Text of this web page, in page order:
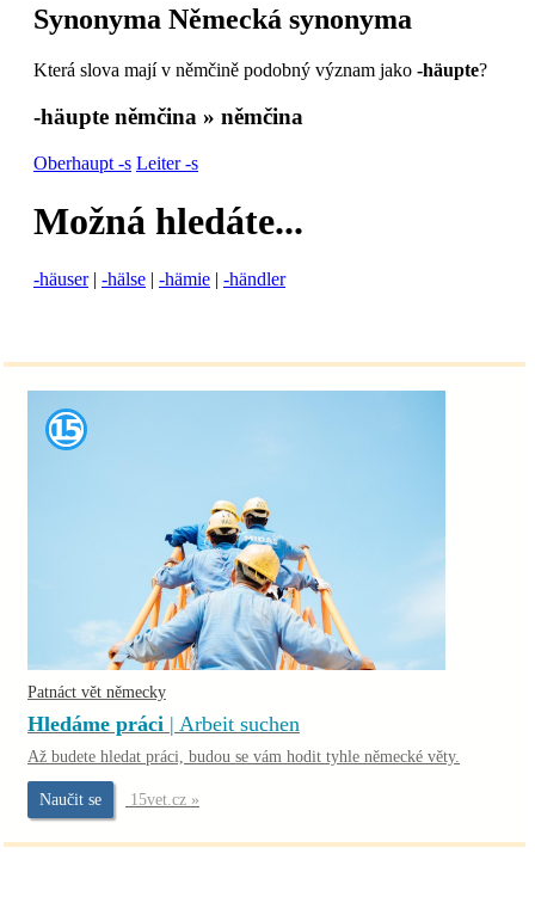
Synonyma Německá synonyma
Která slova mají v němčině podobný význam jako -häupte?
-häupte němčina » němčina
Oberhaupt -s Leiter -s
Možná hledáte...
-häuser -hälse -hämie -händler
Patnáct vět německy
Hledáme práci | Arbeit suchen
Až budete hledat práci, budou se vám hodit tyhle německé věty.
Naučit se 15vet.cz »